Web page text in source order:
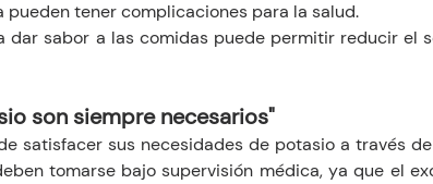
pueden tener complicaciones para la salud.
dar sabor a las comidas puede permitir reducir el
son siempre necesarios"
satisfacer sus necesidades de potasio a través
tomarse bajo supervisión médica, ya que el